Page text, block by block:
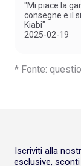
"Mi piace la
consegne e il
Kiabi"
2025-02-19
* Fonte:
Iscriviti alla
esclusive,